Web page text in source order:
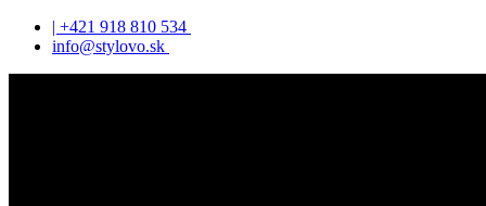
| +421 918 810 534
info@stylovo.sk